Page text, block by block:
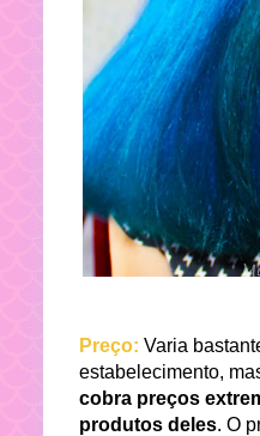
Preço: Varia
estabelecimento,
cobra preços
produtos deles. O